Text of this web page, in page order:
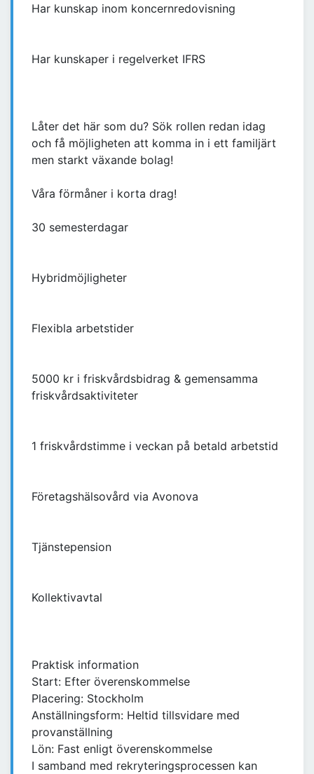
Har kunskap inom koncernredovisning
Har kunskaper i regelverket IFRS
Låter det här som du? Sök rollen redan idag
och få möjligheten att komma in i ett familjärt
men starkt växande bolag!
Våra förmåner i korta drag!
30 semesterdagar
Hybridmöjligheter
Flexibla arbetstider
5000 kr i friskvårdsbidrag & gemensamma
friskvårdsaktiviteter
1 friskvårdstimme i veckan på betald arbetstid
Företagshälsovård via Avonova
Tjänstepension
Kollektivavtal
Praktisk information
Start: Efter överenskommelse
Placering: Stockholm
Anställningsform: Heltid tillsvidare med
provanställning
Lön: Fast enligt överenskommelse
I samband med rekryteringsprocessen kan